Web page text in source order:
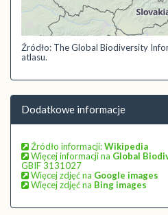
Źródło: The Global Biodiversity
atlasu.
Dodatkowe informacje
Źródło informacji:Wikipedia
Więcej informacji na Global
GBIF 3131027
Więcej zdjęć na Google images
Więcej zdjęć na Bing images